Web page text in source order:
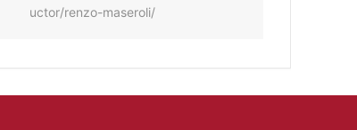
uctor/renzo-maseroli/